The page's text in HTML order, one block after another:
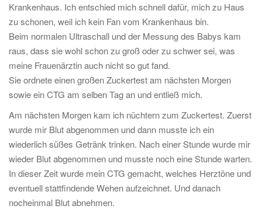
Krankenhaus. Ich entschied mich schnell dafür, mich zu Haus
zu schonen, weil ich kein Fan vom Krankenhaus bin.
Beim normalen Ultraschall und der Messung des Babys kam
raus, dass sie wohl schon zu groß oder zu schwer sei, was
meine Frauenärztin auch nicht so gut fand.
Sie ordnete einen großen Zuckertest am nächsten Morgen
sowie ein CTG am selben Tag an und entließ mich.
Am nächsten Morgen kam ich nüchtern zum Zuckertest. Zuerst
wurde mir Blut abgenommen und dann musste ich ein
wiederlich süßes Getränk trinken. Nach einer Stunde wurde mir
wieder Blut abgenommen und musste noch eine Stunde warten.
In dieser Zeit wurde mein CTG gemacht, welches Herztöne und
eventuell stattfindende Wehen aufzeichnet. Und danach
nocheinmal Blut abnehmen.